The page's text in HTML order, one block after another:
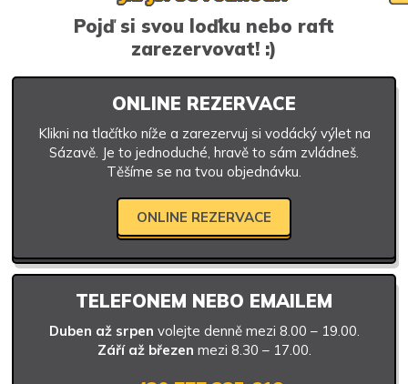
Pojď si svou loďku nebo raft
zarezervovat! :)
ONLINE REZERVACE
Klikni na tlačítko níže a zarezervuj si vodácký výlet na
Sázavě. Je to jednoduché, hravě to sám zvládneš.
Těšíme se na tvou objednávku.
ONLINE REZERVACE
TELEFONEM NEBO EMAILEM
Duben až srpen volejte denně mezi 8.00 – 19.00.
Září až březen mezi 8.30 – 17.00.